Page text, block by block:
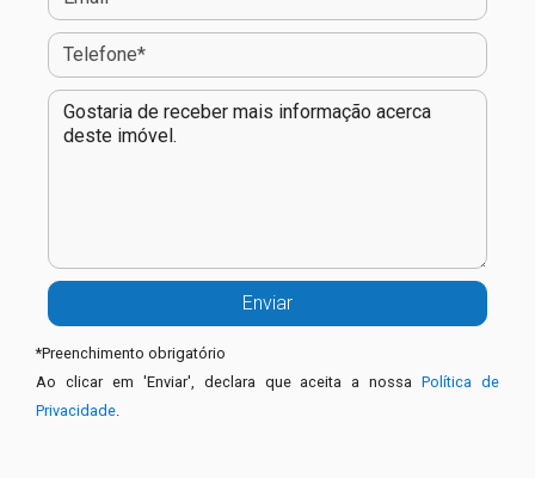
*Preenchimento obrigatório
Ao clicar em 'Enviar', declara que aceita a nossaPolítica de
Privacidade